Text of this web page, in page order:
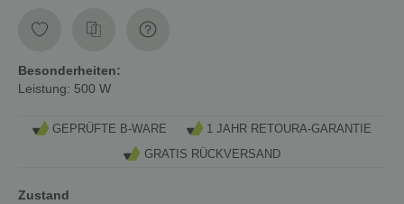
Besonderheiten:
Leistung: 500 W
GEPRÜFTE B-WARE
1 JAHR RETOURA-GARANTIE
GRATIS RÜCKVERSAND
Zustand